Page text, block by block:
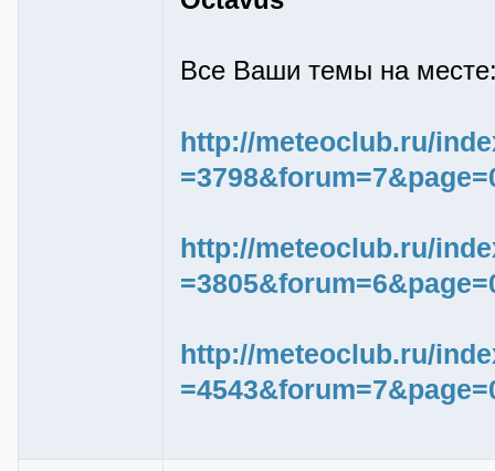
Все Ваши темы на
http://meteoclub.ru/
http://meteoclub.ru/
http://meteoclub.ru/